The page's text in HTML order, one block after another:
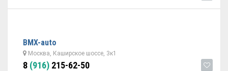
BMX-auto
Москва, Каширское шоссе, 3к1
8 (916) 215-62-50